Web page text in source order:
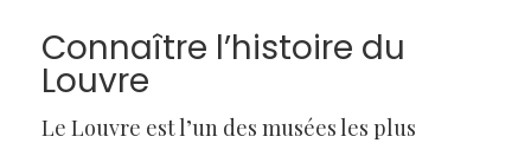
Connaître l’histoire du
Louvre
Le Louvre est l’un des musées les plus